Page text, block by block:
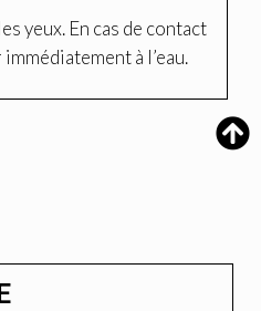
yeux. En cas de contact
à l’eau.